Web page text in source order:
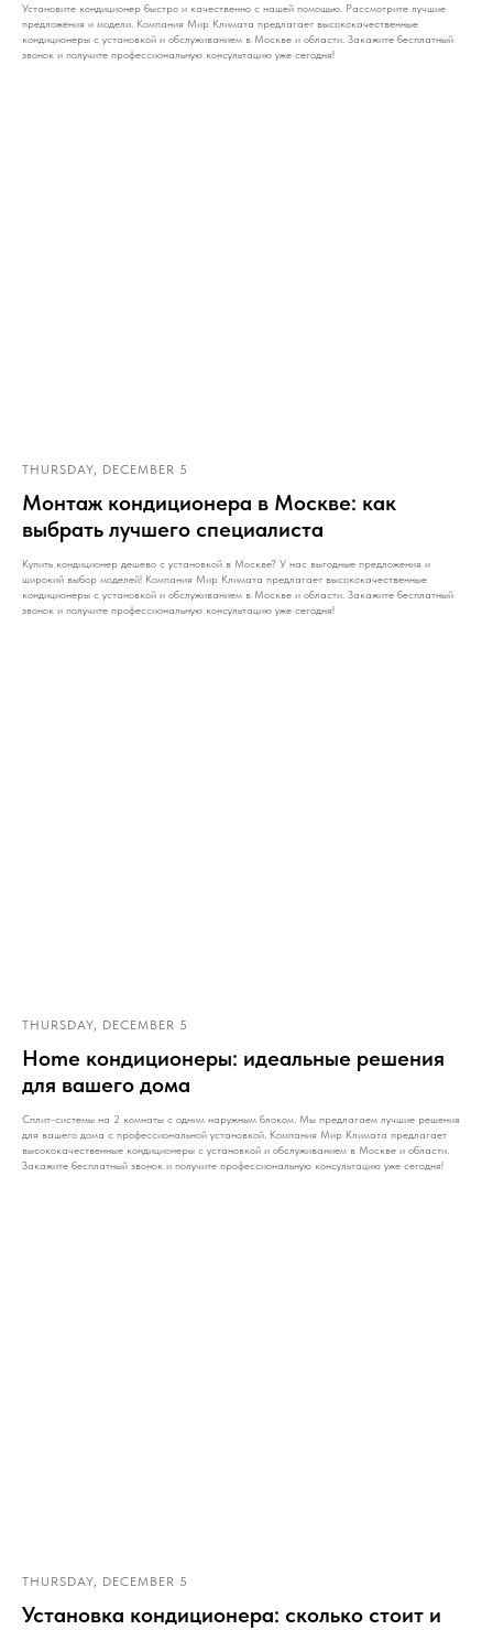
Установите кондиционер быстро и качественно с нашей помощью. Рассмотрите лучшие
предложения и модели. Компания Мир Климата предлагает высококачественные
кондиционеры с установкой и обслуживанием в Москве и области. Закажите бесплатный
звонок и получите профессиональную консультацию уже сегодня!
THURSDAY, DECEMBER 5
Монтаж кондиционера в Москве: как
выбрать лучшего специалиста
Купить кондиционер дешево с установкой в Москве? У нас выгодные предложения и
широкий выбор моделей! Компания Мир Климата предлагает высококачественные
кондиционеры с установкой и обслуживанием в Москве и области. Закажите бесплатный
звонок и получите профессиональную консультацию уже сегодня!
THURSDAY, DECEMBER 5
Home кондиционеры: идеальные решения
для вашего дома
Сплит-системы на 2 комнаты с одним наружным блоком. Мы предлагаем лучшие решения
для вашего дома с профессиональной установкой. Компания Мир Климата предлагает
высококачественные кондиционеры с установкой и обслуживанием в Москве и области.
Закажите бесплатный звонок и получите профессиональную консультацию уже сегодня!
THURSDAY, DECEMBER 5
Установка кондиционера: сколько стоит и